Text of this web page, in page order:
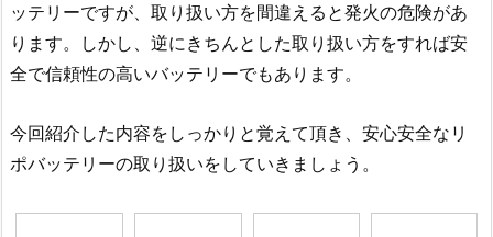
ッテリーですが、取り扱い方を間違えると発火の危険があ
ります。しかし、逆にきちんとした取り扱い方をすれば安
全で信頼性の高いバッテリーでもあります。
今回紹介した内容をしっかりと覚えて頂き、安心安全なリ
ポバッテリーの取り扱いをしていきましょう。